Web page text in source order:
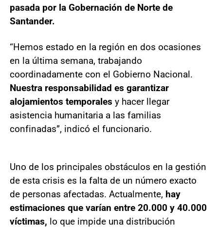
pasada por la Gobernación de Norte de
Santander.
“Hemos estado en la región en dos ocasiones
en la última semana, trabajando
coordinadamente con el Gobierno Nacional.
Nuestra responsabilidad es garantizar
alojamientos temporales y hacer llegar
asistencia humanitaria a las familias
confinadas”, indicó el funcionario.
Uno de los principales obstáculos en la gestión
de esta crisis es la falta de un número exacto
de personas afectadas. Actualmente, hay
estimaciones que varían entre 20.000 y 40.000
víctimas, lo que impide una distribución